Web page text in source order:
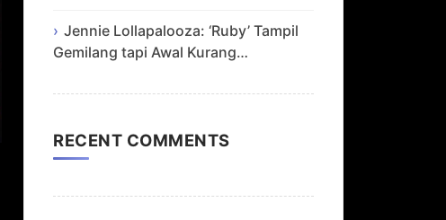
Jennie Lollapalooza: ‘Ruby’ Tampil
Gemilang tapi Awal Kurang…
RECENT COMMENTS